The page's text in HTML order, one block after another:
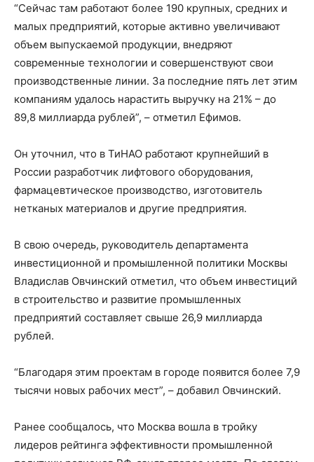
“Сейчас там работают более 190 крупных, средних и
малых предприятий, которые активно увеличивают
объем выпускаемой продукции, внедряют
современные технологии и совершенствуют свои
производственные линии. За последние пять лет этим
компаниям удалось нарастить выручку на 21% – до
89,8 миллиарда рублей”, – отметил Ефимов.
Он уточнил, что в ТиНАО работают крупнейший в
России разработчик лифтового оборудования,
фармацевтическое производство, изготовитель
нетканых материалов и другие предприятия.
В свою очередь, руководитель департамента
инвестиционной и промышленной политики Москвы
Владислав Овчинский отметил, что объем инвестиций
в строительство и развитие промышленных
предприятий составляет свыше 26,9 миллиарда
рублей.
“Благодаря этим проектам в городе появится более 7,9
тысячи новых рабочих мест”, – добавил Овчинский.
Ранее сообщалось, что Москва вошла в тройку
лидеров рейтинга эффективности промышленной